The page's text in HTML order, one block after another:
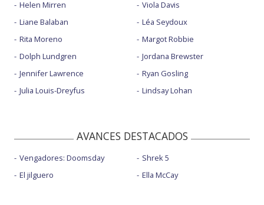
Helen Mirren
Liane Balaban
Rita Moreno
Dolph Lundgren
Jennifer Lawrence
Julia Louis-Dreyfus
Viola Davis
Léa Seydoux
Margot Robbie
Jordana Brewster
Ryan Gosling
Lindsay Lohan
AVANCES DESTACADOS
Vengadores: Doomsday
El jilguero
Shrek 5
Ella McCay